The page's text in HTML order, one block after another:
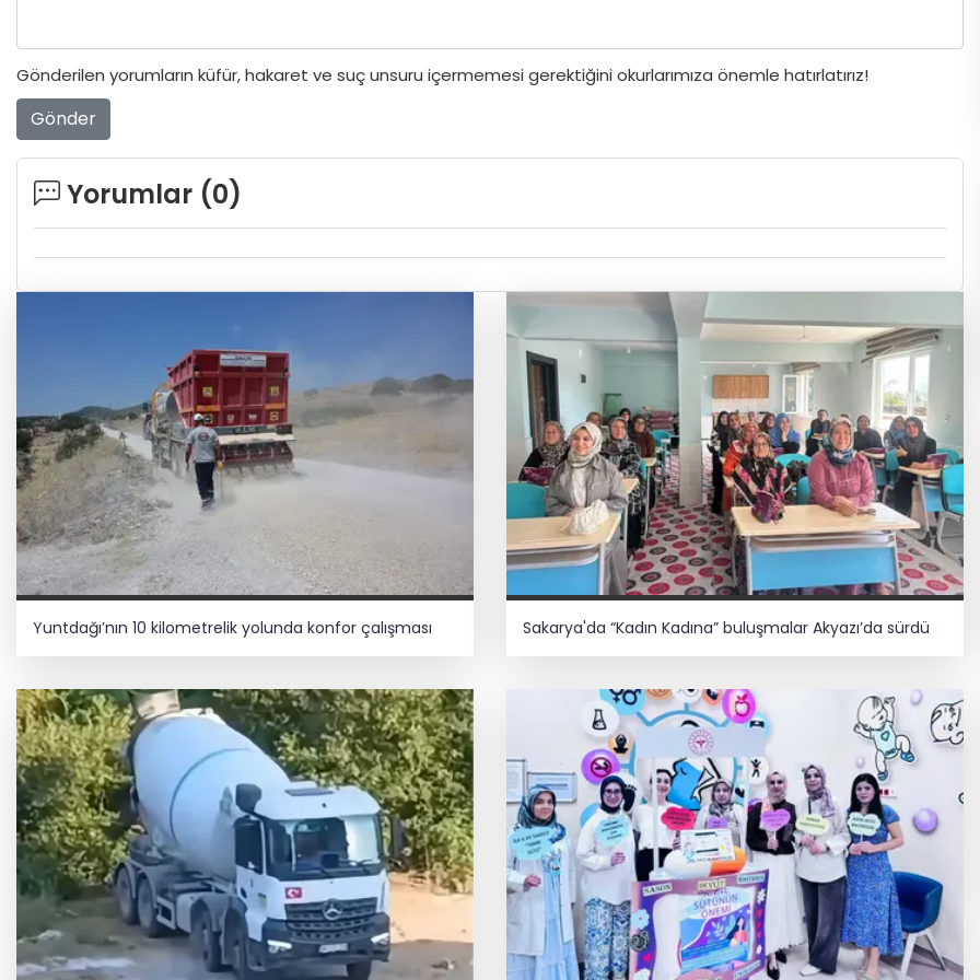
Gönderilen yorumların küfür, hakaret ve suç unsuru içermemesi gerektiğini okurlarımıza önemle hatırlatırız!
Gönder
Yorumlar (0)
Yuntdağı’nın 10 kilometrelik yolunda konfor çalışması Sakarya'da “Kadın Kadına” buluşmalar Akyazı’da sürdü